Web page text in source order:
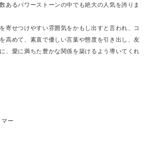
あるパワーストーンの中でも絶大の人気を誇りま
寄せつけやすい雰囲気をかもし出すと言われ、コ
高めて、素直で優しい言葉や態度を引き出し、友
、愛に満ちた豊かな関係を築けるよう導いてくれ
ー